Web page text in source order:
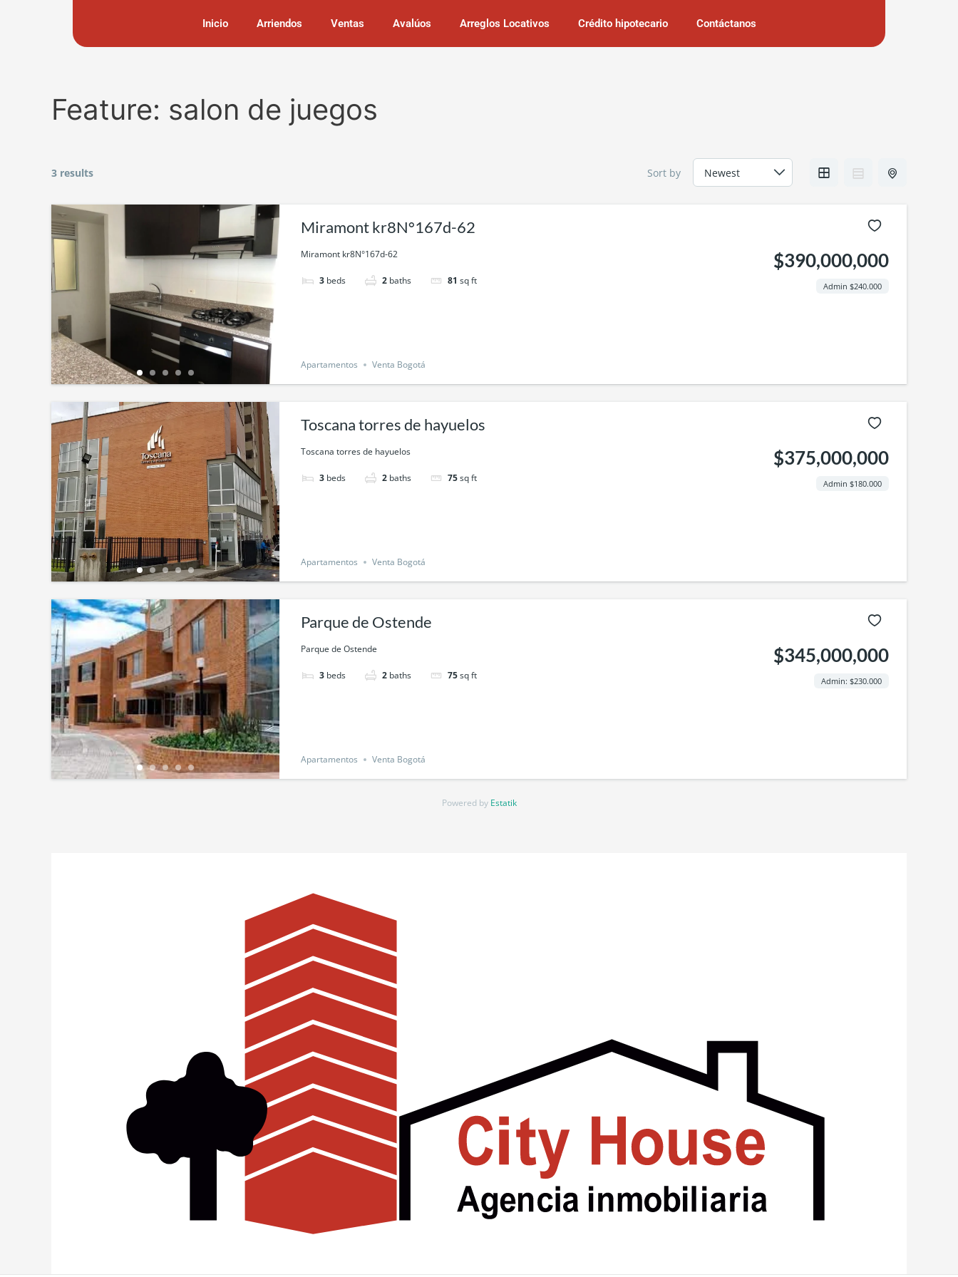
Inicio Arriendos Ventas Avalúos Arreglos Locativos Crédito hipotecario Contáctanos
Feature: salon de juegos
3 results Sort by
Miramont kr8N°167d-62
Miramont kr8N°167d-62
3 beds 2 baths 81 sq ft
$390,000,000
Admin $240.000
Apartamentos Venta Bogotá
Toscana torres de hayuelos
Toscana torres de hayuelos
3 beds 2 baths 75sq ft
$375,000,000
Admin $180.000
Apartamentos Venta Bogotá
Parque de Ostende
Parque de Ostende
3 beds 2 baths 75sq ft
$345,000,000
Admin: $230.000
Apartamentos Venta Bogotá
Powered by Estatik